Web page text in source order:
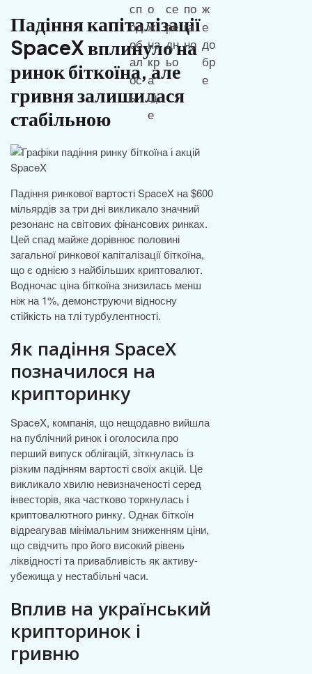
Падіння капіталізації
SpaceX вплинуло на
ринок біткоїна, але
гривня залишилася
стабільною
Падіння ринкової вартості SpaceX на $600
мільярдів за три дні викликало значний
резонанс на світових фінансових ринках.
Цей спад майже дорівнює половині
загальної ринкової капіталізації біткоїна,
що є однією з найбільших криптовалют.
Водночас ціна біткоїна знизилась менш
ніж на 1%, демонструючи відносну
стійкість на тлі турбулентності.
Як падіння SpaceX
позначилося на
крипторинку
SpaceX, компанія, що нещодавно вийшла
на публічний ринок і оголосила про
перший випуск облігацій, зіткнулась із
різким падінням вартості своїх акцій. Це
викликало хвилю невизначеності серед
інвесторів, яка частково торкнулась і
криптовалютного ринку. Однак біткоїн
відреагував мінімальним зниженням ціни,
що свідчить про його високий рівень
ліквідності та привабливість як активу-
убежища у нестабільні часи.
Вплив на український
крипторинок і
гривню